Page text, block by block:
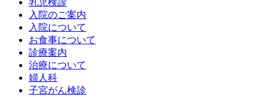
乳児検診
入院のご案内
入院について
お食事について
診療案内
治療について
婦人科
子宮がん検診